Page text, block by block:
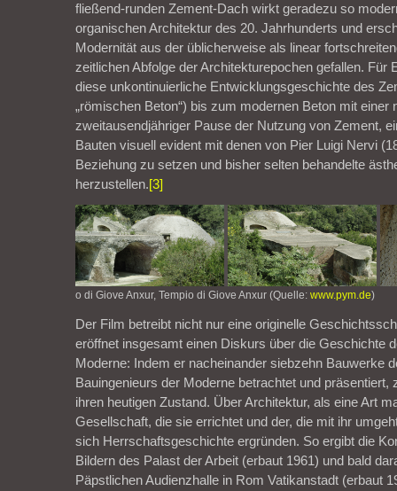
fließend-runden Zement-Dach wirkt geradezu so
organischen Architektur des 20. Jahrhunderts und
Modernität aus der üblicherweise als linear
zeitlichen Abfolge der Architekturepochen gefallen. Für
diese unkontinuierliche Entwicklungsgeschichte des
„römischen Beton“) bis zum modernen Beton mit einer
zweitausendjähriger Pause der Nutzung von Zement,
Bauten visuell evident mit denen von Pier Luigi Nervi
Beziehung zu setzen und bisher selten behandelte
herzustellen.[3]
o di Giove Anxur, Tempio di Giove Anxur (Quelle: www.pym.de)
Der Film betreibt nicht nur eine originelle
eröffnet insgesamt einen Diskurs über die Geschichte
Moderne: Indem er nacheinander siebzehn Bauwerke
Bauingenieurs der Moderne betrachtet und präsentiert,
ihren heutigen Zustand. Über Architektur, als eine Art
Gesellschaft, die sie errichtet und der, die mit ihr
sich Herrschaftsgeschichte ergründen. So ergibt die
Bildern des Palast der Arbeit (erbaut 1961) und bald
Päpstlichen Audienzhalle in Rom Vatikanstadt (erbaut